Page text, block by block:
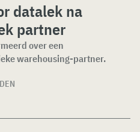
datalek na
partner
over een
warehousing-partner.